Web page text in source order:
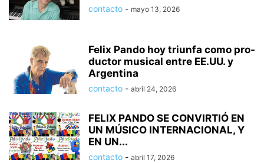
contacto - mayo 13, 2026
Felix Pando hoy triunfa como pro­
duc­tor musi­cal entre EE.UU. y
Argentina
contacto - abril 24, 2026
FELIX PANDO SE CONVIRTIÓ EN
UN MÚSICO INTERNACIONAL, Y
EN UN...
contacto - abril 17, 2026